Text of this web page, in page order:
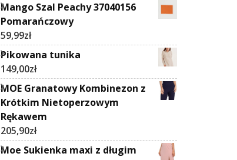
Mango Szal Peachy 37040156
Pomarańczowy
59,99zł
Pikowana tunika
149,00zł
MOE Granatowy Kombinezon z
Krótkim Nietoperzowym
Rękawem
205,90zł
Moe Sukienka maxi z długim